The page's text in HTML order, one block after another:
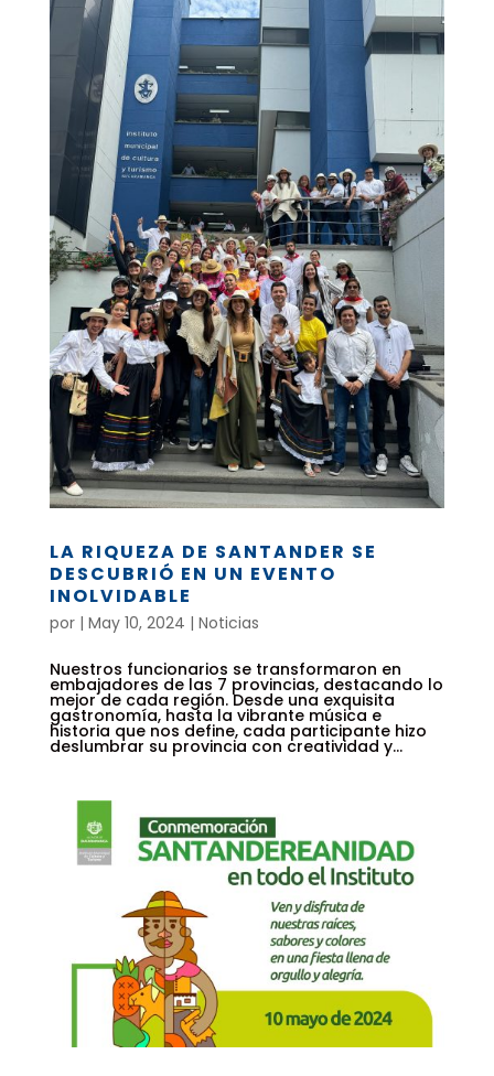
LA RIQUEZA DE SANTANDER SE
DESCUBRIÓ EN UN EVENTO
INOLVIDABLE
por | May 10, 2024 | Noticias
Nuestros funcionarios se transformaron en
embajadores de las 7 provincias, destacando lo
mejor de cada región. Desde una exquisita
gastronomía, hasta la vibrante música e
historia que nos define, cada participante hizo
deslumbrar su provincia con creatividad y...